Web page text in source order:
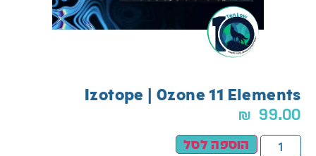
Izotope | Ozone 11 Elements
₪ 99.00
הוספה לסל